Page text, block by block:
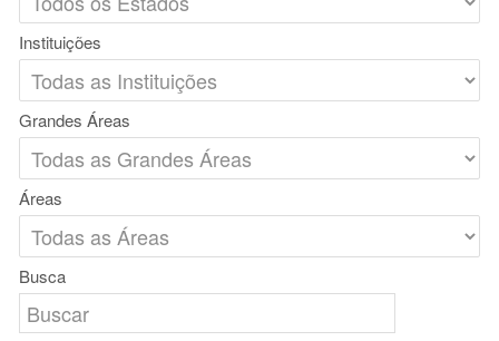
Instituições
Grandes Áreas
Áreas
Busca